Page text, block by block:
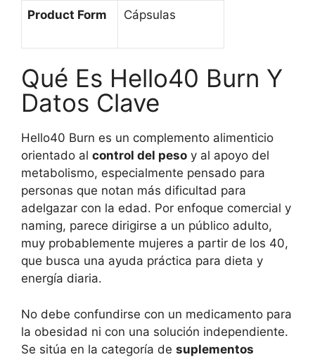
Product Form Cápsulas
Qué Es Hello40 Burn Y
Datos Clave
Hello40 Burn es un complemento alimenticio
orientado al control del peso y al apoyo del
metabolismo, especialmente pensado para
personas que notan más dificultad para
adelgazar con la edad. Por enfoque comercial y
naming, parece dirigirse a un público adulto,
muy probablemente mujeres a partir de los 40,
que busca una ayuda práctica para dieta y
energía diaria.
No debe confundirse con un medicamento para
la obesidad ni con una solución independiente.
Se sitúa en la categoría de suplementos